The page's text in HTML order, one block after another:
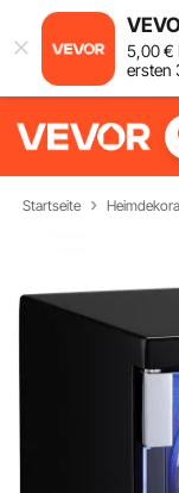
5,00€
ersten
Startseite